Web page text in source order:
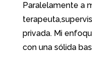
Paralelamente a
privada. Mi
con una sólida